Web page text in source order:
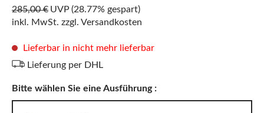
285,00 € UVP (28.77% gespart)
inkl. MwSt. zzgl. Versandkosten
Lieferbar in nicht mehr lieferbar
Lieferung per DHL
Bitte wählen Sie eine Ausführung :